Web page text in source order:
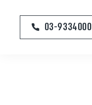
03-9334000